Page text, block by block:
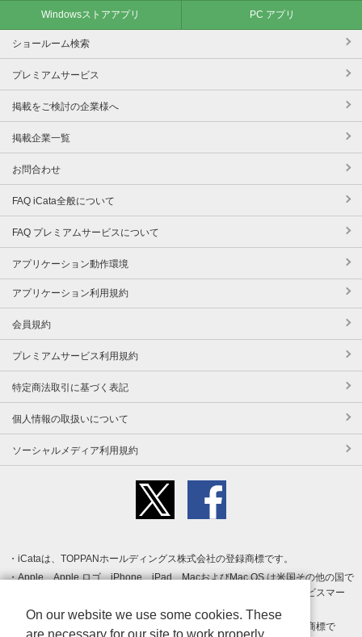
Windowsストアアプリ PC アプリ
ショールーム検索
プレミアムサービス
掲載をご検討の企業様へ
掲載企業一覧
お問合わせ
FAQ iCata全般について
FAQ プレミアムサービスについて
アプリケーション動作環境
アプリケーション利用規約
会員規約
プレミアムサービス利用規約
特定商法取引に基づく表記
個人情報の取扱いについて
ソーシャルメディア利用規約
iCataは、TOPPANホールディングス株式会社の登録商標です。
Apple、Apple ロゴ、iPhone、iPad、MacおよびMac OS は米国その他の国で
登録された Apple Inc. の商標です。App Store は Apple Inc. のサービスマー
クです。
Android、Google Play および Google Play ロゴ は Google LLC の商標で
On our website we use some cookies. These